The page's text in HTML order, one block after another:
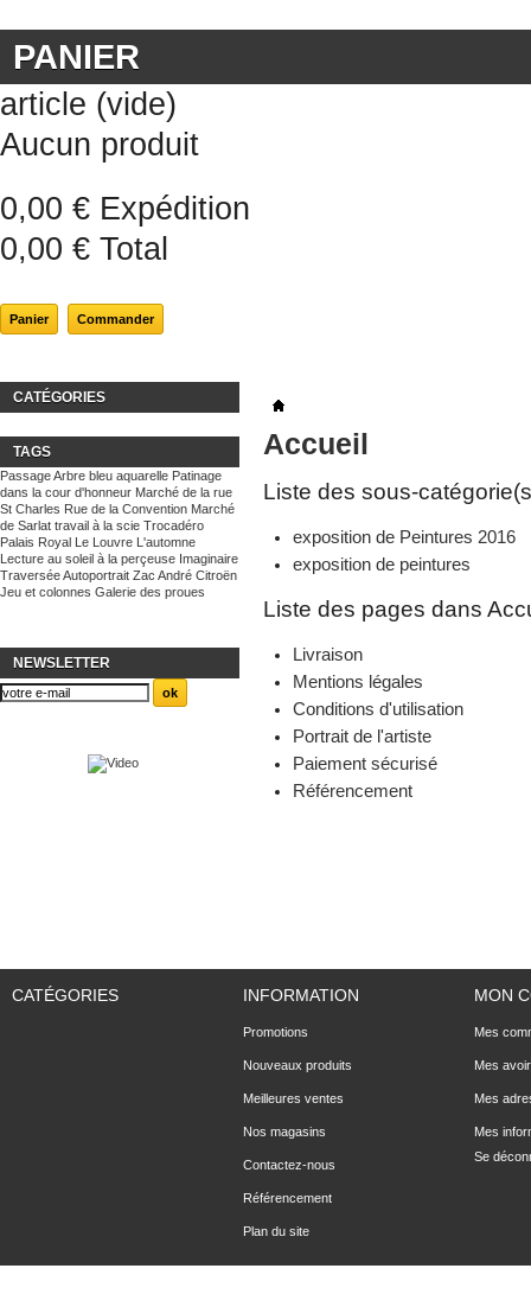
PANIER
article (vide)
Aucun produit
0,00 € Expédition
0,00 € Total
Panier Commander
CATÉGORIES
TAGS
PassageArbre bleu aquarelle Patinage
dans la cour d'honneur Marché de la rue
St Charles Rue de la Convention Marché
de Sarlat travail à la scie Trocadéro
Palais Royal Le Louvre L'automne
Lecture au soleil à la perçeuse Imaginaire
TraverséeAutoportrait Zac André Citroën
Jeu et colonnes Galerie des proues
NEWSLETTER
Accueil
Liste des sous-
exposition de Peintures 2016
exposition de peintures
Liste des pages dans
Livraison
Mentions légales
Conditions d'utilisation
Portrait de l'artiste
Paiement sécurisé
Référencement
CATÉGORIES INFORMATION
Promotions
Nouveaux produits
Meilleures ventes
Nos magasins
Contactez-nous
Référencement
Plan du site
MON
Mes
Mes
Mes
Mes
Se